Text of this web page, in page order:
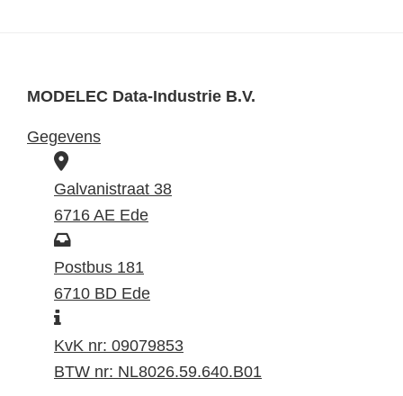
MODELEC Data-Industrie B.V.
Gegevens
B
e
z
o
e
k
d
r
Galvanistraat 38
6716 AE Ede
P
o
s
a
d
Postbus 181
6710 BD Ede
I
n
f
KvK nr: 09079853
BTW nr: NL8026.59.640.B01